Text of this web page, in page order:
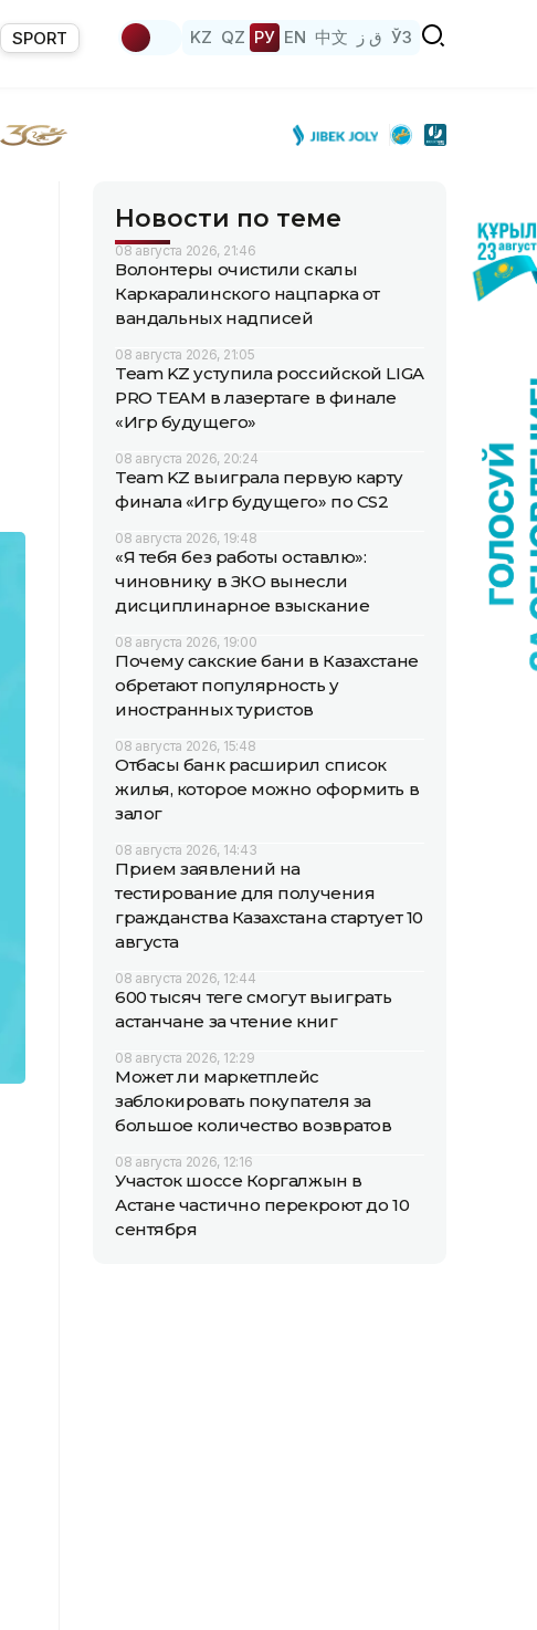
SPORT KZ QZ РУ EN 中文 ق ز ЎЗ
Новости по теме
08 августа 2026, 21:46
Волонтеры очистили скалы
Каркаралинского нацпарка от
вандальных надписей
08 августа 2026, 21:05
Team KZ уступила российской LIGA
PRO TEAM в лазертаге в финале
«Игр будущего»
08 августа 2026, 20:24
Team KZ выиграла первую карту
финала «Игр будущего» по CS2
08 августа 2026, 19:48
«Я тебя без работы оставлю»:
чиновнику в ЗКО вынесли
дисциплинарное взыскание
08 августа 2026, 19:00
Почему сакские бани в Казахстане
обретают популярность у
иностранных туристов
08 августа 2026, 15:48
Отбасы банк расширил список
жилья, которое можно оформить в
залог
08 августа 2026, 14:43
Прием заявлений на
тестирование для получения
гражданства Казахстана стартует 10
августа
08 августа 2026, 12:44
600 тысяч теңге смогут выиграть
астанчане за чтение книг
08 августа 2026, 12:29
Может ли маркетплейс
заблокировать покупателя за
большое количество возвратов
08 августа 2026, 12:16
Участок шоссе Коргалжын в
Астане частично перекроют до 10
сентября